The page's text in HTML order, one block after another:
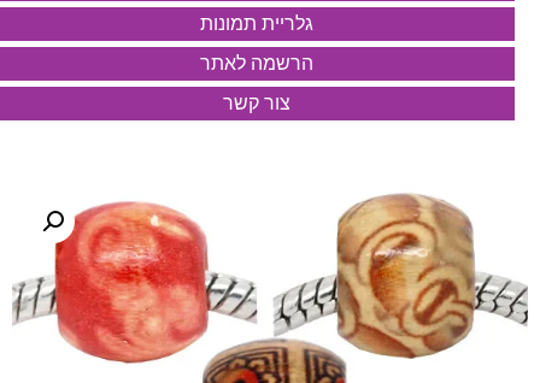
גלריית תמונות
הרשמה לאתר
צור קשר